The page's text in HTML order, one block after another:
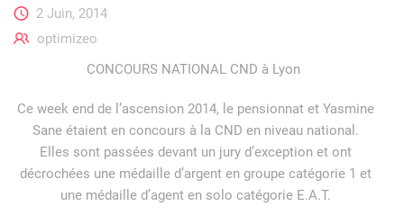
2 Juin, 2014
optimizeo
CONCOURS NATIONAL CND à Lyon
Ce week end de l’ascension 2014, le pensionnat et Yasmine
Sane étaient en concours à la CND en niveau national.
Elles sont passées devant un jury d’exception et ont
décrochées une médaille d’argent en groupe catégorie 1 et
une médaille d’agent en solo catégorie E.A.T.